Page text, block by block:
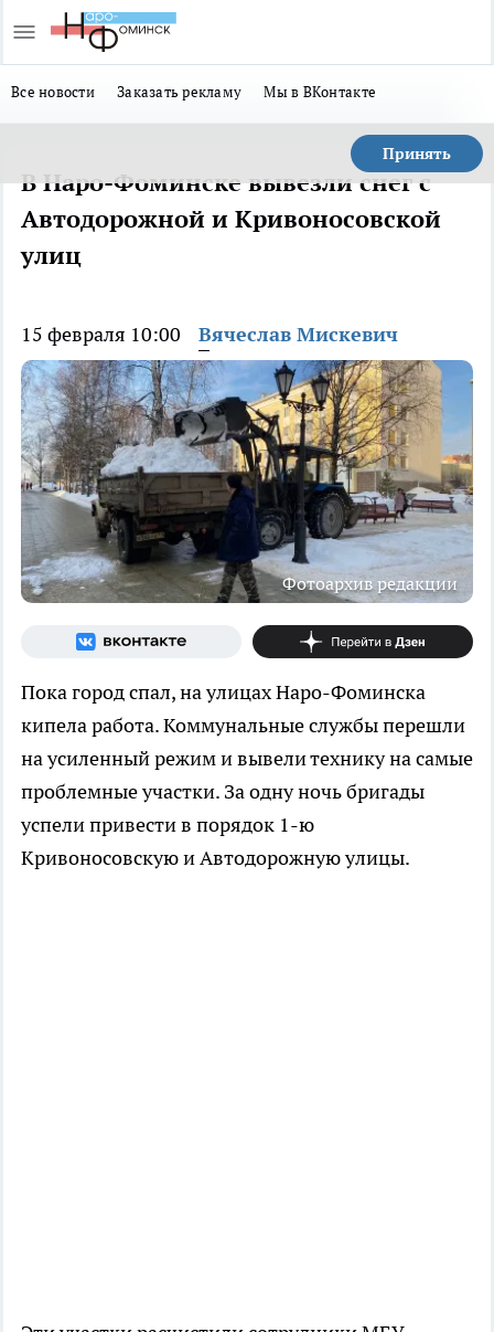
Все новости Заказать рекламу Мы в ВКонтакте
Принять
В Наро-Фоминске вывезли снег с
Автодорожной и Кривоносовской
улиц
15 февраля 10:00 Вячеслав Мискевич
Фотоархив редакции
Пока город спал, на улицах Наро-Фоминска
кипела работа. Коммунальные службы перешли
на усиленный режим и вывели технику на самые
проблемные участки. За одну ночь бригады
успели привести в порядок 1-ю
Кривоносовскую и Автодорожную улицы.